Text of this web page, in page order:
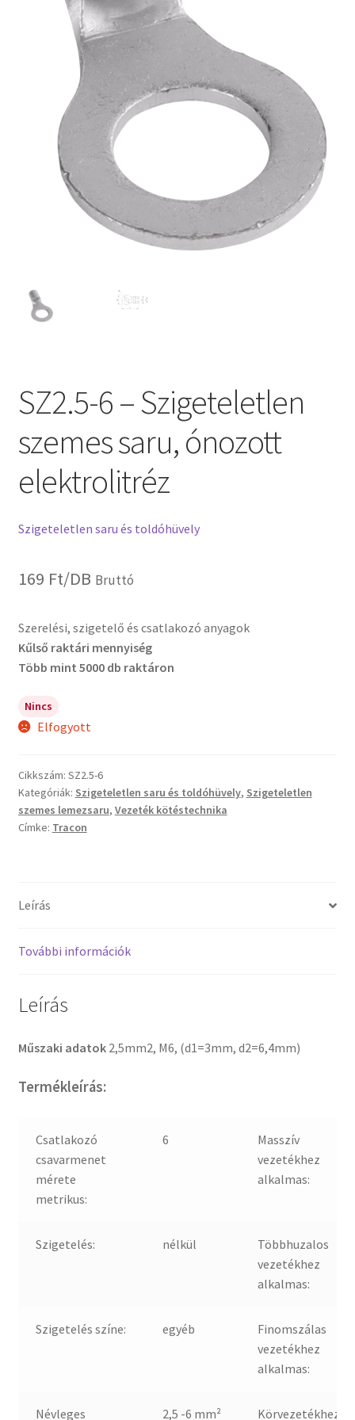
SZ2.5-6 – Szigeteletlen
szemes saru, ónozott
elektrolitréz
Szigeteletlen saru és toldóhüvely
169 Ft/DB Bruttó
Szerelési, szigetelő és csatlakozó anyagok
Kűlső raktári mennyiség
Több mint 5000 db raktáron
Nincs
Elfogyott
Cikkszám: SZ2.5-6
Kategóriák: Szigeteletlen saru és toldóhüvely, Szigeteletlen
szemes lemezsaru, Vezeték kötéstechnika
Címke: Tracon
Leírás
További információk
Leírás
Műszaki adatok 2,5mm2, M6, (d1=3mm, d2=6,4mm)
Termékleírás:
Csatlakozó
csavarmenet
mérete
metrikus:
6
Masszív
vezetékhez
alkalmas:
Szigetelés: nélkül
Többhuzalos
vezetékhez
alkalmas:
Szigetelés színe: egyéb
Finomszálas
vezetékhez
alkalmas:
Névleges 2,5 -6 mm² Körvezetékhez